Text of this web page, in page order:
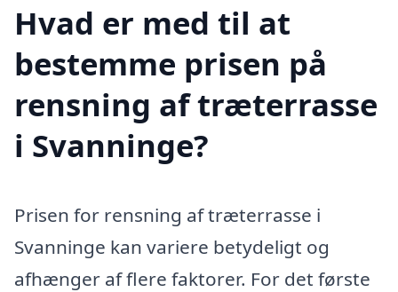
Hvad er med til at
bestemme prisen på
rensning af træterrasse
i Svanninge?
Prisen for rensning af træterrasse i
Svanninge kan variere betydeligt og
afhænger af flere faktorer. For det første